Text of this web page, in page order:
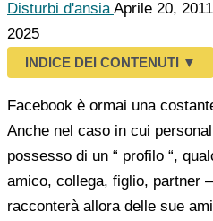
Disturbi d'ansia Aprile 20, 2011
2025
INDICE DEI CONTENUTI ▼
Facebook è ormai una
Anche nel caso in cui
possesso di un “ profilo “,
amico, collega, figlio, partner
racconterà allora delle sue